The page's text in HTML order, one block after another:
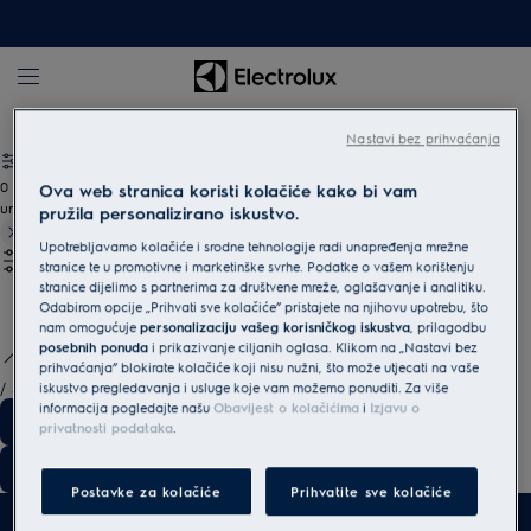
0
undefined
/ 3
Ova web stranica koristi kolačiće kako bi vam
pružila personalizirano iskustvo.
Upotrebljavamo kolačiće i srodne tehnologije radi unapređenja mrežne
stranice te u promotivne i marketinške svrhe. Podatke o vašem korištenju
stranice dijelimo s partnerima za društvene mreže, oglašavanje i analitiku.
Odabirom opcije „Prihvati sve kolačiće” pristajete na njihovu upotrebu, što
nam omogućujepersonalizaciju vašeg korisničkog iskustva, prilagodbu
posebnih ponuda i prikazivanje ciljanih oglasa. Klikom na „Nastavi bez
prihvaćanja” blokirate kolačiće koji nisu nužni, što može utjecati na vaše
iskustvo pregledavanja i usluge koje vam možemo ponuditi. Za više
informacija pogledajte našuObavijest o kolačićima i Izjavu o
privatnosti podataka.
Postavke za kolačiće Prihvatite sve kolačiće
Nastavi bez prihvaćanja